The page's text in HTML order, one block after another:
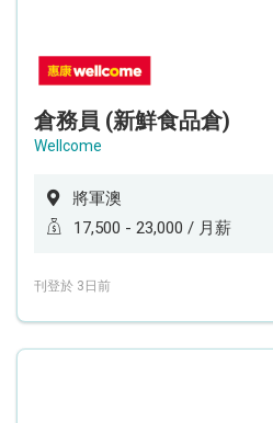
倉務員 (新鮮食品倉)
Wellcome
將軍澳
17,500 - 23,000 / 月薪
刊登於 3日前